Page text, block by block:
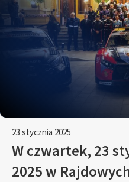
23 stycznia 2025
W czwartek, 23
2025 w